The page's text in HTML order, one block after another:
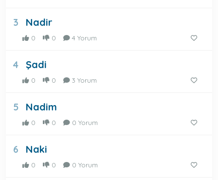
3 Nadir
0 0 4 Yorum
4 Şadi
0 0 3 Yorum
5 Nadim
0 0 0 Yorum
6 Naki
0 0 0 Yorum